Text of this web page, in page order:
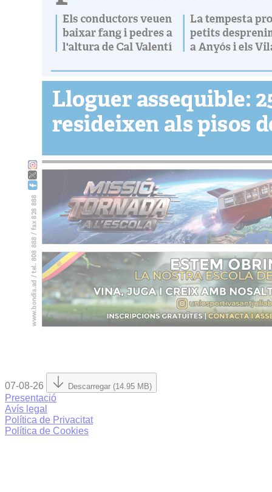
07-08-26 Descarregar (14.95 MB)
Presentació
Avís legal
Política de Privacitat
Política de Cookies